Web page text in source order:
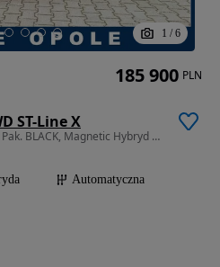
1 / 6
ST-Line X
2483 cm3 • 190 KM • 2026 AWD Pak. BLACK, Magnetic Hybryd POLISA za 1 pln
Automatyczna
185 900 PLN